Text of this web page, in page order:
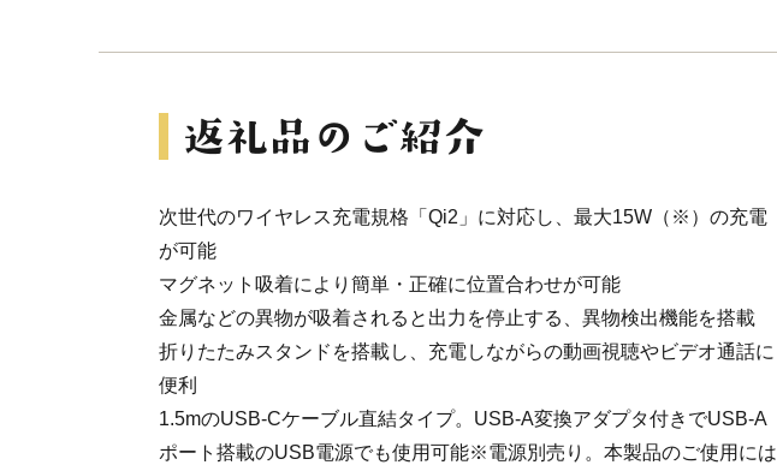
次世代のワイヤレス充電規格「Qi2」に対応し、最大15W（※）の充電
が可能
マグネット吸着により簡単・正確に位置合わせが可能
金属などの異物が吸着されると出力を停止する、異物検出機能を搭載
折りたたみスタンドを搭載し、充電しながらの動画視聴やビデオ通話に
便利
1.5mのUSB-Cケーブル直結タイプ。USB-A変換アダプタ付きでUSB-A
ポート搭載のUSB電源でも使用可能※電源別売り。本製品のご使用には